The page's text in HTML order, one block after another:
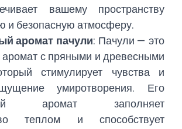
вашему пространству
и безопасную атмосферу.
аромат пачули: Пачули — это
с пряными и древесными
стимулирует чувства и
умиротворения. Его
аромат заполняет
теплом и способствует